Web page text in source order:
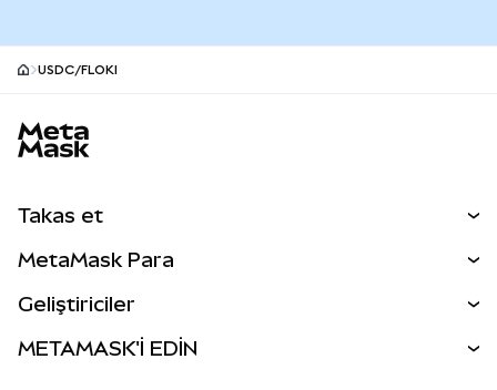
USDC/FLOKI
Takas et
Perps
RWA'lar
MetaMask Para
Geliştiriciler
METAMASK'İ EDİN